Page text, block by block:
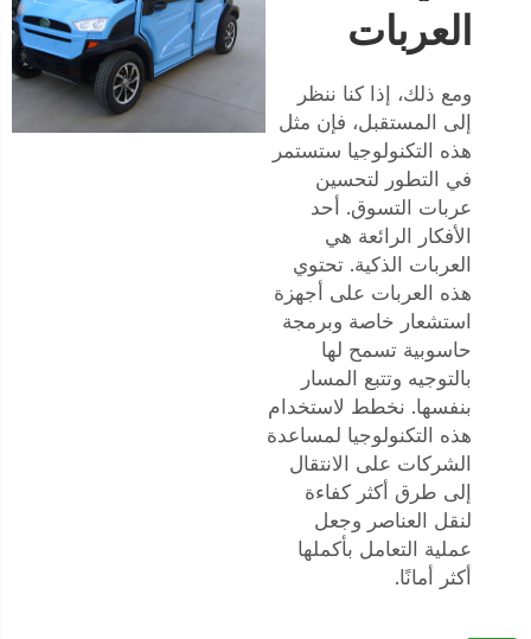
العربات
ومع ذلك، إذا كنا ننظر
إلى المستقبل، فإن مثل
هذه التكنولوجيا ستستمر
في التطور لتحسين
عربات التسوق. أحد
الأفكار الرائعة هي
العربات الذكية. تحتوي
هذه العربات على أجهزة
استشعار خاصة وبرمجة
حاسوبية تسمح لها
بالتوجيه وتتبع المسار
بنفسها. نخطط لاستخدام
هذه التكنولوجيا لمساعدة
الشركات على الانتقال
إلى طرق أكثر كفاءة
لنقل العناصر وجعل
عملية التعامل بأكملها
أكثر أمانًا.